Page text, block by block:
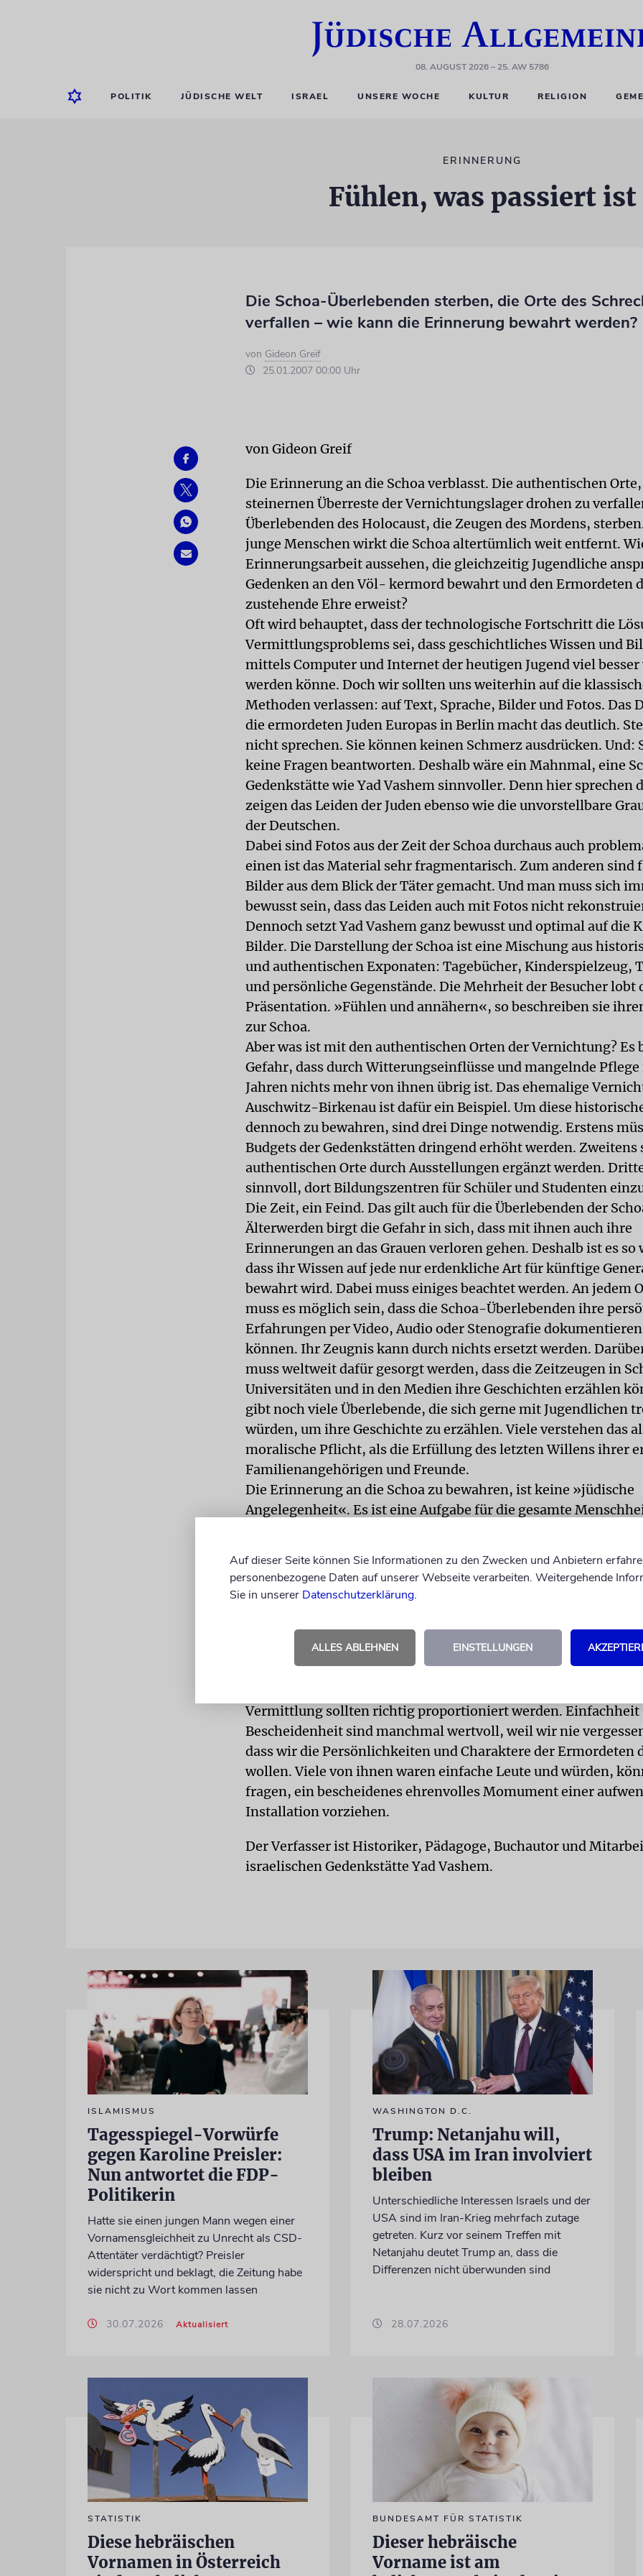
08. AUGUST 2026– 25. AW 5786
POLITIK JÜDISCHE WELT ISRAEL UNSERE WOCHE KULTUR RELIGION
ERINNERUNG
Fühlen, was passiert ist
Die Schoa-Überlebenden sterben, die Orte des
verfallen – wie kann die Erinnerung bewahrt werden?
von Gideon Greif
25.01.2007 00:00 Uhr
von Gideon Greif
Die Erinnerung an die Schoa verblasst. Die authentischen
steinernen Überreste der Vernichtungslager drohen zu
Überlebenden des Holocaust, die Zeugen des Mordens,
junge Menschen wirkt die Schoa altertümlich weit entfernt.
Erinnerungsarbeit aussehen, die gleichzeitig Jugendliche
Gedenken an den Völ- kermord bewahrt und den Ermordeten
zustehende Ehre erweist?
Oft wird behauptet, dass der technologische Fortschritt die
Vermittlungsproblems sei, dass geschichtliches Wissen und
mittels Computer und Internet der heutigen Jugend viel
werden könne. Doch wir sollten uns weiterhin auf die
Methoden verlassen: auf Text, Sprache, Bilder und Fotos. Das
die ermordeten Juden Europas in Berlin macht das deutlich.
nicht sprechen. Sie können keinen Schmerz ausdrücken. Und:
keine Fragen beantworten. Deshalb wäre ein Mahnmal, eine
Gedenkstätte wie Yad Vashem sinnvoller. Denn hier sprechen
zeigen das Leiden der Juden ebenso wie die unvorstellbare
der Deutschen.
Dabei sind Fotos aus der Zeit der Schoa durchaus auch
einen ist das Material sehr fragmentarisch. Zum anderen sind
Bilder aus dem Blick der Täter gemacht. Und man muss sich
bewusst sein, dass das Leiden auch mit Fotos nicht
Dennoch setzt Yad Vashem ganz bewusst und optimal auf die
Bilder. Die Darstellung der Schoa ist eine Mischung aus
und authentischen Exponaten: Tagebücher, Kinderspielzeug,
und persönliche Gegenstände. Die Mehrheit der Besucher lobt
Präsentation. »Fühlen und annähern«, so beschreiben sie
zur Schoa.
Aber was ist mit den authentischen Orten der Vernichtung? Es
Gefahr, dass durch Witterungseinflüsse und mangelnde
Jahren nichts mehr von ihnen übrig ist. Das ehemalige
Auschwitz-Birkenau ist dafür ein Beispiel. Um diese
dennoch zu bewahren, sind drei Dinge notwendig. Erstens
Budgets der Gedenkstätten dringend erhöht werden. Zweitens
authentischen Orte durch Ausstellungen ergänzt werden.
sinnvoll, dort Bildungszentren für Schüler und Studenten
Die Zeit, ein Feind. Das gilt auch für die Überlebenden der
Älterwerden birgt die Gefahr in sich, dass mit ihnen auch ihre
Erinnerungen an das Grauen verloren gehen. Deshalb ist es so
dass ihr Wissen auf jede nur erdenkliche Art für künftige
bewahrt wird. Dabei muss einiges beachtet werden. An jedem
muss es möglich sein, dass die Schoa-Überlebenden ihre
Erfahrungen per Video, Audio oder Stenografie
können. Ihr Zeugnis kann durch nichts ersetzt werden.
muss weltweit dafür gesorgt werden, dass die Zeitzeugen in
Universitäten und in den Medien ihre Geschichten erzählen
gibt noch viele Überlebende, die sich gerne mit Jugendlichen
würden, um ihre Geschichte zu erzählen. Viele verstehen das
moralische Pflicht, als die Erfüllung des letzten Willens ihrer
Familienangehörigen und Freunde.
Die Erinnerung an die Schoa zu bewahren, ist keine »jüdische
Angelegenheit«. Es ist eine Aufgabe für die gesamte
Elementen erfolgt. Eine einfache Ausstellung mit Fotos und
die jedem Besucher verständlich ist, kann auch in unserer
Ziel muss es sein, dass dies immer mit pädagogischer Bildung
wird. Und dass die Verantwortung, die Ernsthaftigkeit und die
dabei niemals ausgeklammert wird. Denn große Vorsicht ist
Vermittlung sollten richtig proportioniert werden. Einfachheit
Bescheidenheit sind manchmal wertvoll, weil wir nie
dass wir die Persönlichkeiten und Charaktere der Ermordeten
wollen. Viele von ihnen waren einfache Leute und würden,
fragen, ein bescheidenes ehrenvolles Momument einer
Installation vorziehen.
Der Verfasser ist Historiker, Pädagoge, Buchautor und
israelischen Gedenkstätte Yad Vashem.
ISLAMISMUS
Tagesspiegel-Vorwürfe
gegen Karoline Preisler:
Nun antwortet die FDP-
Politikerin
Hatte sie einen jungen Mann wegen einer
Vornamensgleichheit zu Unrecht als CSD-
Attentäter verdächtigt? Preisler
widerspricht und beklagt, die Zeitung habe
sie nicht zu Wort kommen lassen
30.07.2026 Aktualisiert
WASHINGTON D.C.
Trump: Netanjahu will,
dass USA im Iran involviert
bleiben
Unterschiedliche Interessen Israels und der
USA sind im Iran-Krieg mehrfach zutage
getreten. Kurz vor seinem Treffen mit
Netanjahu deutet Trump an, dass die
Differenzen nicht überwunden sind
28.07.2026
STATISTIK
Diese hebräischen
Vornamen in Österreich
BUNDESAMT FÜR STATISTIK
Dieser hebräische
Vorname ist am
Auf dieser Seite können Sie Informationen zu den Zwecken und Anbietern
personenbezogene Daten auf unserer Webseite verarbeiten. Weitergehende
Sie in unserer Datenschutzerklärung.
ALLES ABLEHNEN EINSTELLUNGEN